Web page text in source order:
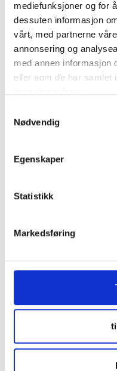
mediefunksjoner og for
dessuten informasjon
vårt, med partnerne
annonsering og
med annen informasjon
eller som de har samlet
Nødvendig
Egenskaper
Statistikk
Markedsføring